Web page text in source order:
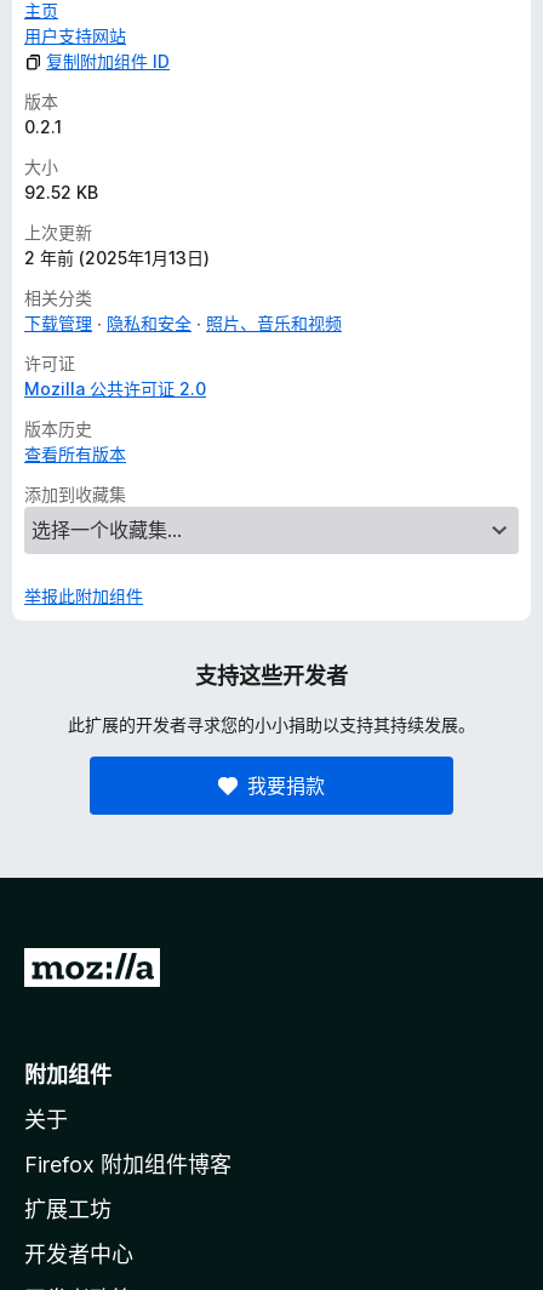
主页
用户支持网站
复制附加组件 ID
版本
0.2.1
大小
92.52 KB
上次更新
2 年前 (2025年1月13日)
相关分类
下载管理
隐私和安全
照片、音乐和视频
许可证
Mozilla 公共许可证 2.0
版本历史
查看所有版本
添加到收藏集
举报此附加组件
支持这些开发者
此扩展的开发者寻求您的小小捐助以支持其持续发展。
我要捐款
转
o
i
l
a
主
附加组件
关于
Firefox 附加组件博客
扩展工坊
开发者中心